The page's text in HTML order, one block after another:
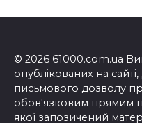
© 2026 61000.com.ua
опублікованих на
письмового дозволу
обов'язковим прямим
якої запозичений